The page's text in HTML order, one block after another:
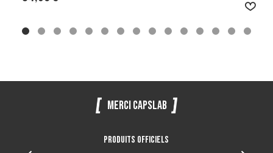
Merci Capslab
Produits officiels